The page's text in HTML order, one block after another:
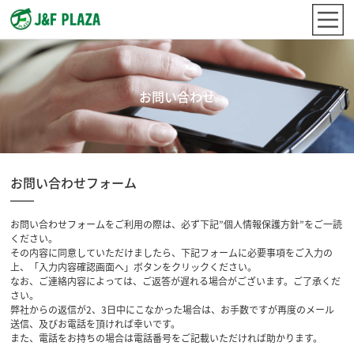
お問い合わせ
お問い合わせフォーム
お問い合わせフォームをご利用の際は、必ず下記”個人情報保護方針”をご一読
ください。
その内容に同意していただけましたら、下記フォームに必要事項をご入力の
上、「入力内容確認画面へ」ボタンをクリックください。
なお、ご連絡内容によっては、ご返答が遅れる場合がございます。ご了承くだ
さい。
弊社からの返信が2、3日中にこなかった場合は、お手数ですが再度のメール
送信、及びお電話を頂ければ幸いです。
また、電話をお持ちの場合は電話番号をご記載いただければ助かります。